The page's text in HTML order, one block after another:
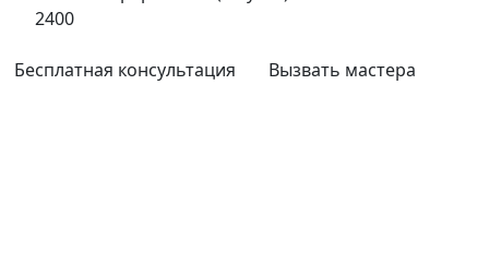
2400
Бесплатная консультация Вызвать мастера